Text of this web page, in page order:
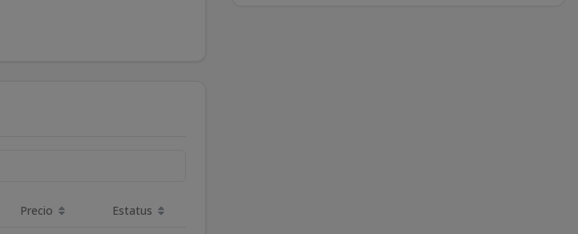
Precio Estatus